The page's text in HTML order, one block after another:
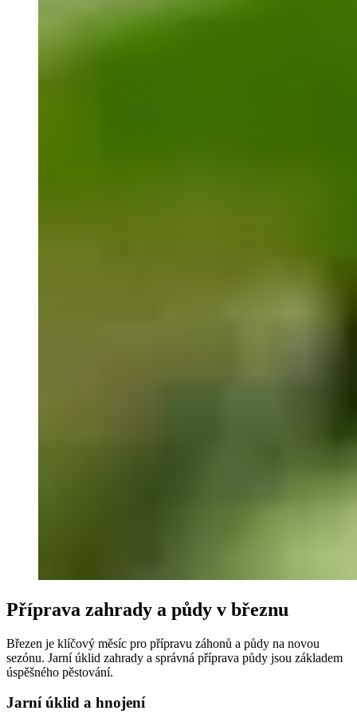
Příprava zahrady a půdy v březnu
Březen je klíčový měsíc pro přípravu záhonů a půdy na novou
sezónu. Jarní úklid zahrady a správná příprava půdy jsou základem
úspěšného pěstování.
Jarní úklid a hnojení